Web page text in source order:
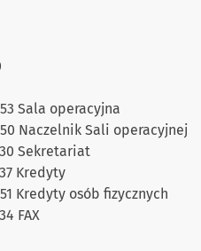
Sala operacyjna
Naczelnik Sali operacyjnej
Sekretariat
Kredyty
Kredyty osób fizycznych
FAX